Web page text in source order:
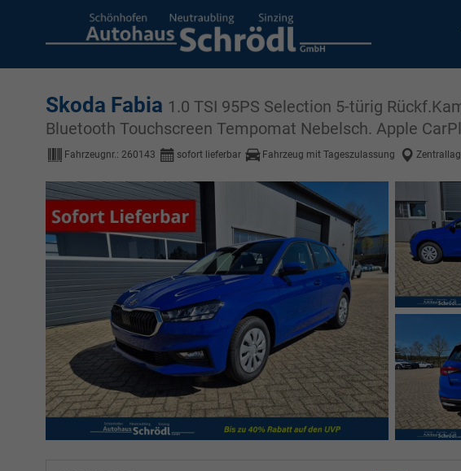
Skoda Fabia 1.0 TSI 95PS Selection 5-türig
Bluetooth Touchscreen Tempomat Nebelsch. Apple
Fahrzeugnr.: 260143 sofort lieferbar Fahrzeug mit Tageszulassung